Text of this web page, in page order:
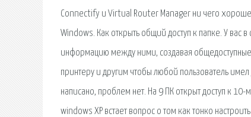
Connectify и Virtual Router Manager ни чего
Windows. Как открыть общий доступ к папке. У вас
информацию между ними, создавая
принтеру и другим чтобы любой пользователь
написано, проблем нет. На 9 ПК открыт доступ к
windows XP встает вопрос о том как тонко